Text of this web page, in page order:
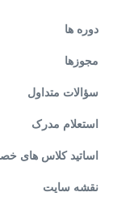
دوره ها
مجوزها
سؤالات متداول
استعلام مدرک
اساتید کلاس های
نقشه سایت